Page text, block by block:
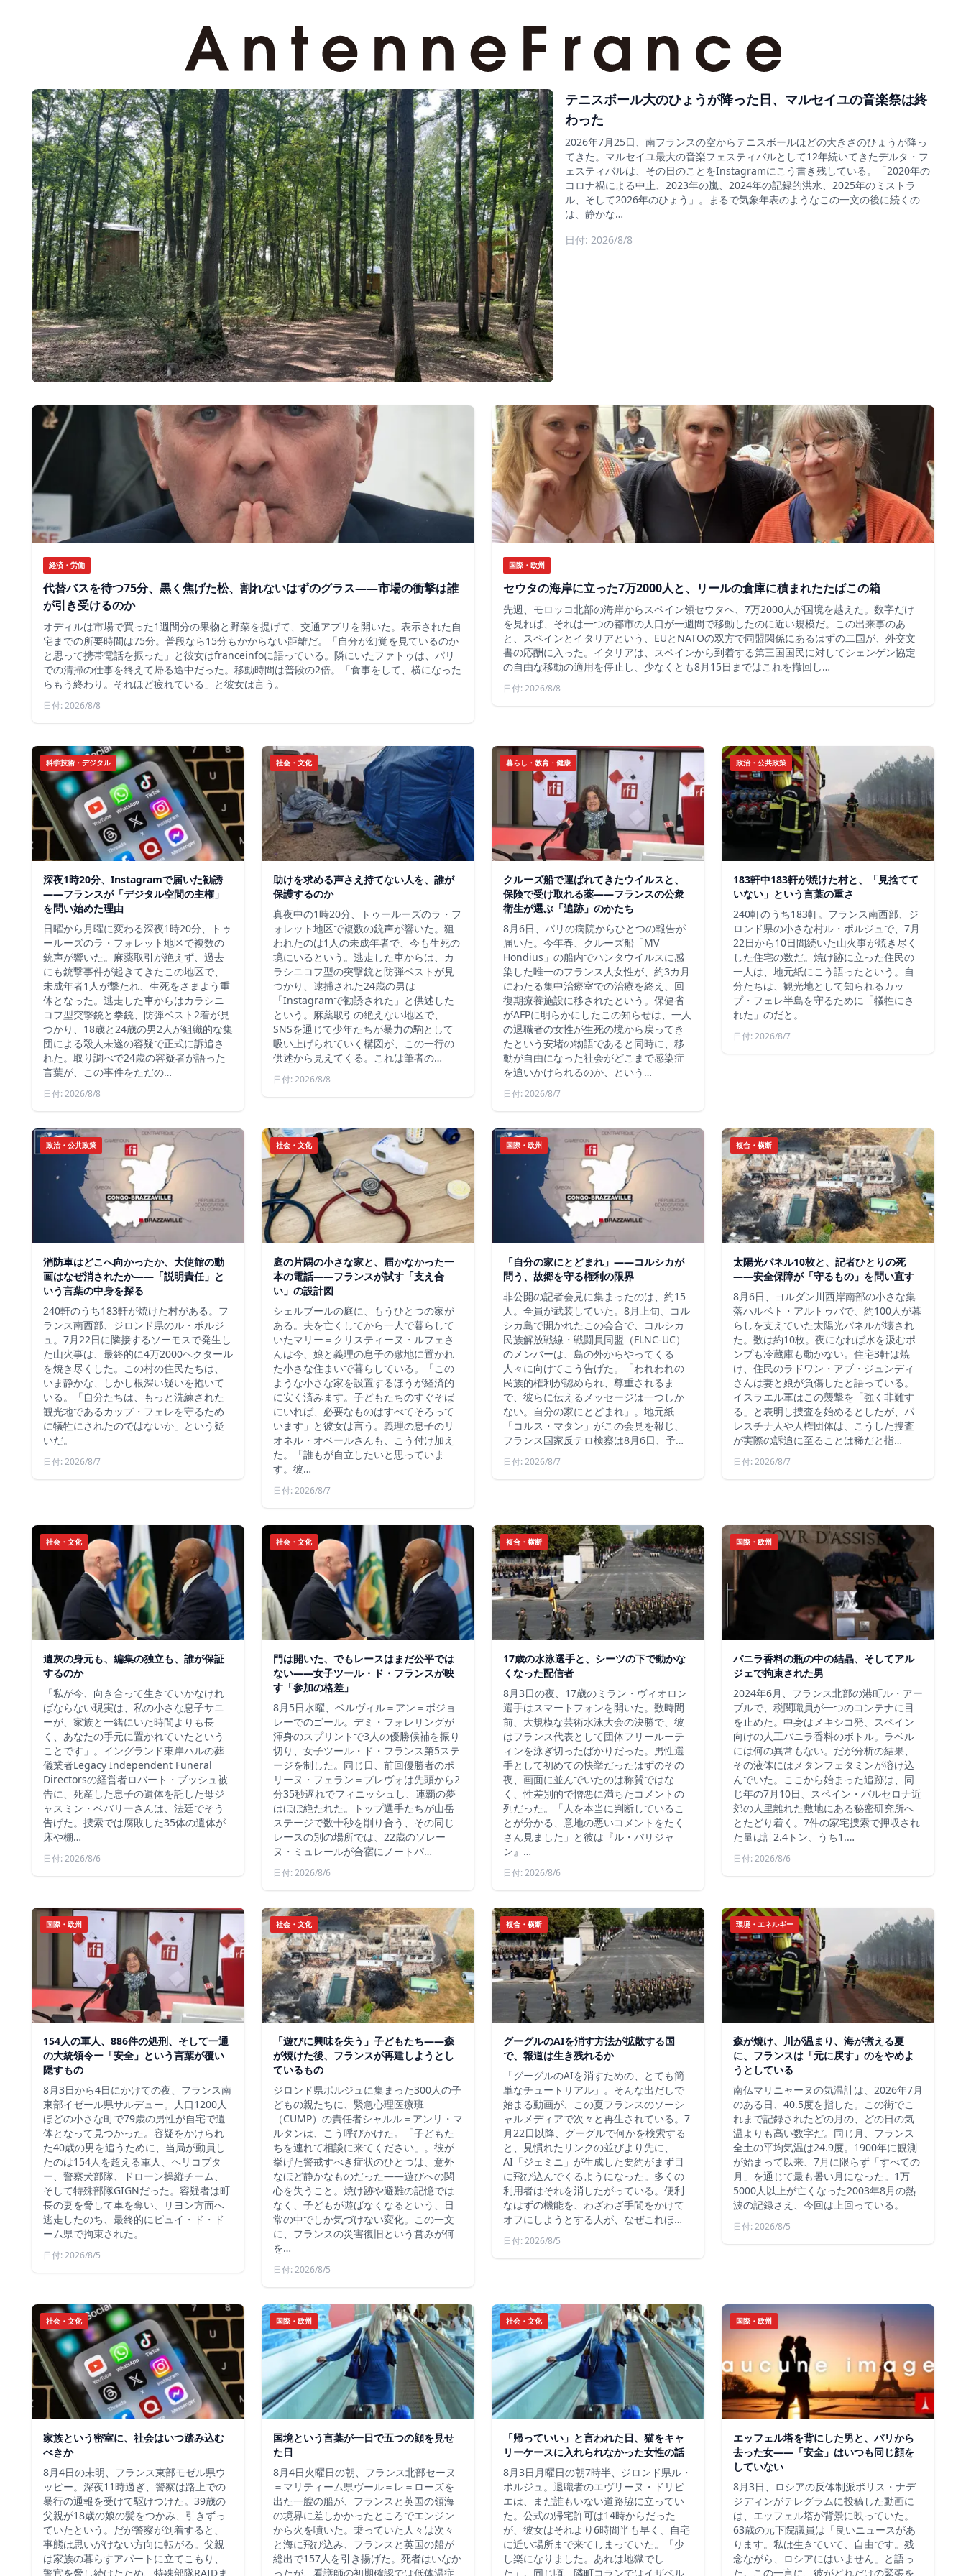
テニスボール大のひょうが降った日、マルセイユの音楽祭は終
わった
2026年7月25日、南フランスの空からテニスボールほどの大きさのひょうが降っ
てきた。マルセイユ最大の音楽フェスティバルとして12年続いてきたデルタ・フ
ェスティバルは、その日のことをInstagramにこう書き残している。「2020年の
コロナ禍による中止、2023年の嵐、2024年の記録的洪水、2025年のミストラ
ル、そして2026年のひょう」。まるで気象年表のようなこの一文の後に続くの
は、静かな…
日付: 2026/8/8
経済・労働
代替バスを待つ75分、黒く焦げた松、割れないはずのグラス——市場の衝撃は誰
が引き受けるのか
オディルは市場で買った1週間分の果物と野菜を提げて、交通アプリを開いた。表示された自
宅までの所要時間は75分。普段なら15分もかからない距離だ。「自分が幻覚を見ているのか
と思って携帯電話を振った」と彼女はfranceinfoに語っている。隣にいたファトゥは、パリ
での清掃の仕事を終えて帰る途中だった。移動時間は普段の2倍。「食事をして、横になった
らもう終わり。それほど疲れている」と彼女は言う。
日付: 2026/8/8
国際・欧州
セウタの海岸に立った7万2000人と、リールの倉庫に積まれたたばこの箱
先週、モロッコ北部の海岸からスペイン領セウタへ、7万2000人が国境を越えた。数字だけ
を見れば、それは一つの都市の人口が一週間で移動したのに近い規模だ。この出来事のあ
と、スペインとイタリアという、EUとNATOの双方で同盟関係にあるはずの二国が、外交文
書の応酬に入った。イタリアは、スペインから到着する第三国国民に対してシェンゲン協定
の自由な移動の適用を停止し、少なくとも8月15日まではこれを撤回し…
日付: 2026/8/8
科学技術・デジタル
深夜1時20分、Instagramで届いた勧誘
――フランスが「デジタル空間の主権」
を問い始めた理由
日曜から月曜に変わる深夜1時20分、トゥ
ールーズのラ・フォレット地区で複数の
銃声が響いた。麻薬取引が絶えず、過去
にも銃撃事件が起きてきたこの地区で、
未成年者1人が撃たれ、生死をさまよう重
体となった。逃走した車からはカラシニ
コフ型突撃銃と拳銃、防弾ベスト2着が見
つかり、18歳と24歳の男2人が組織的な集
団による殺人未遂の容疑で正式に訴追さ
れた。取り調べで24歳の容疑者が語った
言葉が、この事件をただの…
日付: 2026/8/8
社会・文化
助けを求める声さえ持てない人を、誰が
保護するのか
真夜中の1時20分、トゥールーズのラ・フ
ォレット地区で複数の銃声が響いた。狙
われたのは1人の未成年者で、今も生死の
境にいるという。逃走した車からは、カ
ラシニコフ型の突撃銃と防弾ベストが見
つかり、逮捕された24歳の男は
「Instagramで勧誘された」と供述した
という。麻薬取引の絶えない地区で、
SNSを通じて少年たちが暴力の駒として
吸い上げられていく構図が、この一行の
供述から見えてくる。これは筆者の…
日付: 2026/8/8
暮らし・教育・健康
クルーズ船で運ばれてきたウイルスと、
保険で受け取れる薬――フランスの公衆
衛生が選ぶ「追跡」のかたち
8月6日、パリの病院からひとつの報告が
届いた。今年春、クルーズ船「MV
Hondius」の船内でハンタウイルスに感
染した唯一のフランス人女性が、約3カ月
にわたる集中治療室での治療を終え、回
復期療養施設に移されたという。保健省
がAFPに明らかにしたこの知らせは、一人
の退職者の女性が生死の境から戻ってき
たという安堵の物語であると同時に、移
動が自由になった社会がどこまで感染症
を追いかけられるのか、という…
日付: 2026/8/7
政治・公共政策
183軒中183軒が焼けた村と、「見捨てて
いない」という言葉の重さ
240軒のうち183軒。フランス南西部、ジ
ロンド県の小さな村ル・ポルジュで、7月
22日から10日間続いた山火事が焼き尽く
した住宅の数だ。焼け跡に立った住民の
一人は、地元紙にこう語ったという。自
分たちは、観光地として知られるカッ
プ・フェレ半島を守るために「犠牲にさ
れた」のだと。
日付: 2026/8/7
政治・公共政策
消防車はどこへ向かったか、大使館の動
画はなぜ消されたか——「説明責任」と
いう言葉の中身を探る
240軒のうち183軒が焼けた村がある。フ
ランス南西部、ジロンド県のル・ポルジ
ュ。7月22日に隣接するソーモスで発生し
た山火事は、最終的に4万2000ヘクタール
を焼き尽くした。この村の住民たちは、
いま静かな、しかし根深い疑いを抱いて
いる。「自分たちは、もっと洗練された
観光地であるカップ・フェレを守るため
に犠牲にされたのではないか」という疑
いだ。
日付: 2026/8/7
社会・文化
庭の片隅の小さな家と、届かなかった一
本の電話——フランスが試す「支え合
い」の設計図
シェルブールの庭に、もうひとつの家が
ある。夫を亡くしてから一人で暮らして
いたマリー＝クリスティーヌ・ルフェさ
んは今、娘と義理の息子の敷地に置かれ
た小さな住まいで暮らしている。「この
ような小さな家を設置するほうが経済的
に安く済みます。子どもたちのすぐそば
にいれば、必要なものはすべてそろって
います」と彼女は言う。義理の息子のリ
オネル・オベールさんも、こう付け加え
た。「誰もが自立したいと思っていま
す。彼…
日付: 2026/8/7
国際・欧州
「自分の家にとどまれ」——コルシカが
問う、故郷を守る権利の限界
非公開の記者会見に集まったのは、約15
人。全員が武装していた。8月上旬、コル
シカ島で開かれたこの会合で、コルシカ
民族解放戦線・戦闘員同盟（FLNC-UC）
のメンバーは、島の外からやってくる
人々に向けてこう告げた。「われわれの
民族的権利が認められ、尊重されるま
で、彼らに伝えるメッセージは一つしか
ない。自分の家にとどまれ」。地元紙
「コルス・マタン」がこの会見を報じ、
フランス国家反テロ検察は8月6日、予…
日付: 2026/8/7
複合・横断
太陽光パネル10枚と、記者ひとりの死
——安全保障が「守るもの」を問い直す
8月6日、ヨルダン川西岸南部の小さな集
落ハルベト・アルトゥバで、約100人が暮
らしを支えていた太陽光パネルが壊され
た。数は約10枚。夜になれば水を汲むポ
ンプも冷蔵庫も動かない。住宅3軒は焼
け、住民のラドワン・アブ・ジュンディ
さんは妻と娘が負傷したと語っている。
イスラエル軍はこの襲撃を「強く非難す
る」と表明し捜査を始めるとしたが、パ
レスチナ人や人権団体は、こうした捜査
が実際の訴追に至ることは稀だと指…
日付: 2026/8/7
社会・文化
遺灰の身元も、編集の独立も、誰が保証
するのか
「私が今、向き合って生きていかなけれ
ばならない現実は、私の小さな息子サニ
ーが、家族と一緒にいた時間よりも長
く、あなたの手元に置かれていたという
ことです」。イングランド東岸ハルの葬
儀業者Legacy Independent Funeral
Directorsの経営者ロバート・ブッシュ被
告に、死産した息子の遺体を託した母ジ
ャスミン・ベバリーさんは、法廷でそう
告げた。捜索では腐敗した35体の遺体が
床や棚…
日付: 2026/8/6
社会・文化
門は開いた、でもレースはまだ公平では
ない――女子ツール・ド・フランスが映
す「参加の格差」
8月5日水曜、ベルヴィル＝アン＝ボジョ
レーでのゴール。デミ・フォレリングが
渾身のスプリントで3人の優勝候補を振り
切り、女子ツール・ド・フランス第5ステ
ージを制した。同じ日、前回優勝者のポ
リーヌ・フェラン＝プレヴォは先頭から2
分35秒遅れでフィニッシュし、連覇の夢
はほぼ絶たれた。トップ選手たちが山岳
ステージで数十秒を削り合う、その同じ
レースの別の場所では、22歳のソレー
ヌ・ミュレールが合宿にノートパ…
日付: 2026/8/6
複合・横断
17歳の水泳選手と、シーツの下で動かな
くなった配信者
8月3日の夜、17歳のミラン・ヴィオロン
選手はスマートフォンを開いた。数時間
前、大規模な芸術水泳大会の決勝で、彼
はフランス代表として団体フリールーテ
ィンを泳ぎ切ったばかりだった。男性選
手として初めての快挙だったはずのその
夜、画面に並んでいたのは称賛ではな
く、性差別的で憎悪に満ちたコメントの
列だった。「人を本当に判断しているこ
とが分かる、意地の悪いコメントをたく
さん見ました」と彼は『ル・パリジャ
ン』…
日付: 2026/8/6
国際・欧州
バニラ香料の瓶の中の結晶、そしてアル
ジェで拘束された男
2024年6月、フランス北部の港町ル・アー
ブルで、税関職員が一つのコンテナに目
を止めた。中身はメキシコ発、スペイン
向けの人工バニラ香料のボトル。ラベル
には何の異常もない。だが分析の結果、
その液体にはメタンフェタミンが溶け込
んでいた。ここから始まった追跡は、同
じ年の7月10日、スペイン・バルセロナ近
郊の人里離れた敷地にある秘密研究所へ
とたどり着く。7件の家宅捜索で押収され
た量は計2.4トン、うち1.…
日付: 2026/8/6
国際・欧州
154人の軍人、886件の処刑、そして一通
の大統領令ー「安全」という言葉が覆い
隠すもの
8月3日から4日にかけての夜、フランス南
東部イゼール県サルデュー。人口1200人
ほどの小さな町で79歳の男性が自宅で遺
体となって見つかった。容疑をかけられ
た40歳の男を追うために、当局が動員し
たのは154人を超える軍人、ヘリコプタ
ー、警察犬部隊、ドローン操縦チーム、
そして特殊部隊GIGNだった。容疑者は町
長の妻を脅して車を奪い、リヨン方面へ
逃走したのち、最終的にピュイ・ド・ド
ーム県で拘束された。
日付: 2026/8/5
社会・文化
「遊びに興味を失う」子どもたち——森
が焼けた後、フランスが再建しようとし
ているもの
ジロンド県ポルジュに集まった300人の子
どもの親たちに、緊急心理医療班
（CUMP）の責任者シャルル＝アンリ・マ
ルタンは、こう呼びかけた。「子どもた
ちを連れて相談に来てください」。彼が
挙げた警戒すべき症状のひとつは、意外
なほど静かなものだった――遊びへの関
心を失うこと。焼け跡や避難の記憶では
なく、子どもが遊ばなくなるという、日
常の中でしか気づけない変化。この一文
に、フランスの災害復旧という営みが何
を…
日付: 2026/8/5
複合・横断
グーグルのAIを消す方法が拡散する国
で、報道は生き残れるか
「グーグルのAIを消すための、とても簡
単なチュートリアル」。そんな出だしで
始まる動画が、この夏フランスのソーシ
ャルメディアで次々と再生されている。7
月22日以降、グーグルで何かを検索する
と、見慣れたリンクの並びより先に、
AI「ジェミニ」が生成した要約がまず目
に飛び込んでくるようになった。多くの
利用者はそれを消したがっている。便利
なはずの機能を、わざわざ手間をかけて
オフにしようとする人が、なぜこれほ…
日付: 2026/8/5
環境・エネルギー
森が焼け、川が温まり、海が煮える夏
に、フランスは「元に戻す」のをやめよ
うとしている
南仏マリニャーヌの気温計は、2026年7月
のある日、40.5度を指した。この街でこ
れまで記録されたどの月の、どの日の気
温よりも高い数字だ。同じ月、フランス
全土の平均気温は24.9度。1900年に観測
が始まって以来、7月に限らず「すべての
月」を通じて最も暑い月になった。1万
5000人以上が亡くなった2003年8月の熱
波の記録さえ、今回は上回っている。
日付: 2026/8/5
社会・文化
家族という密室に、社会はいつ踏み込む
べきか
8月4日の未明、フランス東部モゼル県ウ
ッピー。深夜11時過ぎ、警察は路上での
暴行の通報を受けて駆けつけた。39歳の
父親が18歳の娘の髪をつかみ、引きずっ
ていたという。だが警察が到着すると、
事態は思いがけない方向に転がる。父親
は家族の暮らすアパートに立てこもり、
警官を脅し続けたため、特殊部隊RAIDま
国際・欧州
国境という言葉が一日で五つの顔を見せ
た日
8月4日火曜日の朝、フランス北部セーヌ
＝マリティーム県ヴール＝レ＝ローズを
出た一艘の船が、フランスと英国の領海
の境界に差しかかったところでエンジン
から火を噴いた。乗っていた人々は次々
と海に飛び込み、フランスと英国の船が
総出で157人を引き揚げた。死者はいなか
ったが、看護師の初期確認では低体温症
社会・文化
「帰っていい」と言われた日、猫をキャ
リーケースに入れられなかった女性の話
8月3日月曜日の朝7時半、ジロンド県ル・
ポルジュ。退職者のエヴリーヌ・ドリビ
エは、まだ誰もいない道路脇に立ってい
た。公式の帰宅許可は14時からだった
が、彼女はそれより6時間半も早く、自宅
に近い場所まで来てしまっていた。「少
し楽になりました。あれは地獄でし
た」。同じ頃、隣町コランではイザベル
国際・欧州
エッフェル塔を背にした男と、パリから
去った女——「安全」はいつも同じ顔を
していない
8月3日、ロシアの反体制派ボリス・ナデ
ジディンがテレグラムに投稿した動画に
は、エッフェル塔が背景に映っていた。
63歳の元下院議員は「良いニュースがあ
ります。私は生きていて、自由です。残
念ながら、ロシアにはいません」と語っ
た。この一言に、彼がどれだけの緊張を